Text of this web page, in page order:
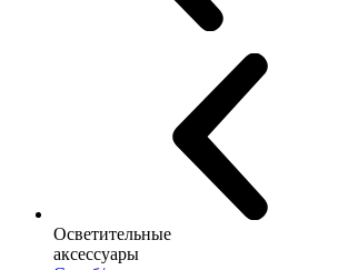
Осветительные
аксессуары